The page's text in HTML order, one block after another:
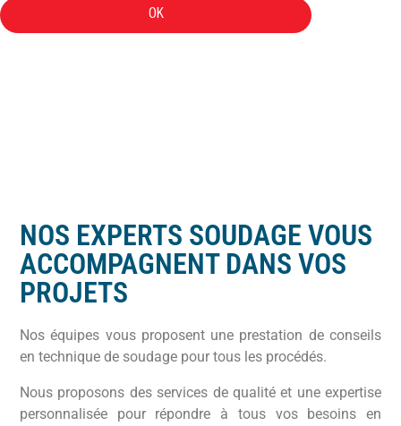
OK
NOS EXPERTS SOUDAGE VOUS
ACCOMPAGNENT DANS VOS
PROJETS
Nos équipes vous proposent une prestation de conseils
en technique de soudage pour tous les procédés.
Nous proposons des services de qualité et une expertise
personnalisée pour répondre à tous vos besoins en